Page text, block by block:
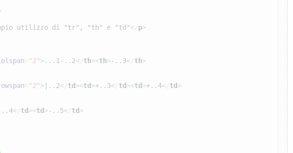
utilizzo di "tr", "th" e "td"</p>
="2">...1-..2</th><th>-..3</th>
="2">|..2</td><td>+..3</td><td>+..4</td>
</td><td>-..5</td>